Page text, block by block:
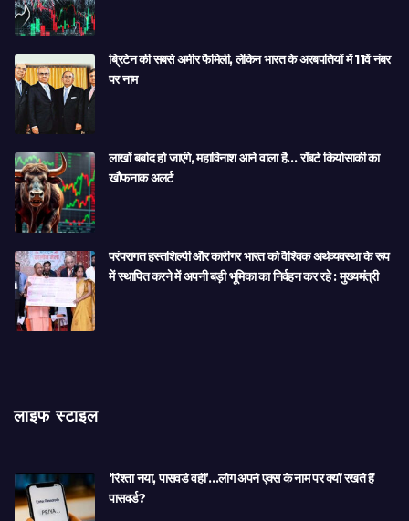
ब्रिटेन की सबसे अमीर फैमिली, लेकिन भारत के अरबपतियों में 11वें नंबर
पर नाम
लाखों बर्बाद हो जाएंगे, महाविनाश आने वाला है… रॉबर्ट कियोसाकी का
खौफनाक अलर्ट
परंपरागत हस्तशिल्पी और कारीगर भारत को वैश्विक अर्थव्यवस्था के रूप
में स्थापित करने में अपनी बड़ी भूमिका का निर्वहन कर रहे : मुख्यमंत्री
लाइफ स्टाइल
‘रिश्ता नया, पासवर्ड वही’…लोग अपने एक्स के नाम पर क्यों रखते हैं
पासवर्ड?